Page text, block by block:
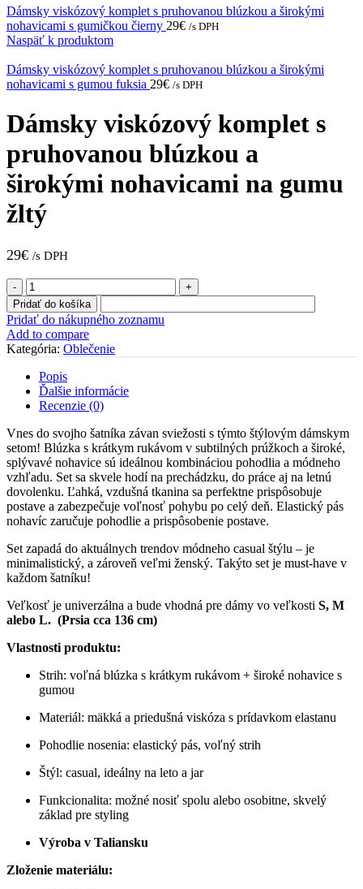
Dámsky viskózový komplet s pruhovanou blúzkou a širokými
nohavicami s gumičkou čierny 29€ /s DPH
Naspäť k produktom
Dámsky viskózový komplet s pruhovanou blúzkou a širokými
nohavicami s gumou fuksia 29€ /s DPH
Dámsky viskózový komplet s
pruhovanou blúzkou a
širokými nohavicami na gumu
žltý
29€ /s DPH
množstvo
Dámsky
viskózový
komplet
s
pruhovanou
blúzkou
a
širokými
nohavicami
na
gumu
žltý
Pridať do košíka
Pridať do nákupného zoznamu
Add to compare
Kategória: Oblečenie
Popis
Ďalšie informácie
Recenzie (0)
Vnes do svojho šatníka závan sviežosti s týmto štýlovým dámskym
setom! Blúzka s krátkym rukávom v subtilných prúžkoch a široké,
splývavé nohavice sú ideálnou kombináciou pohodlia a módneho
vzhľadu. Set sa skvele hodí na prechádzku, do práce aj na letnú
dovolenku. Ľahká, vzdušná tkanina sa perfektne prispôsobuje
postave a zabezpečuje voľnosť pohybu po celý deň. Elastický pás
nohavíc zaručuje pohodlie a prispôsobenie postave.
Set zapadá do aktuálnych trendov módneho casual štýlu – je
minimalistický, a zároveň veľmi ženský. Takýto set je must-have v
každom šatníku!
Veľkosť je univerzálna a bude vhodná pre dámy vo veľkosti S, M
alebo L. (Prsia cca 136 cm)
Vlastnosti produktu:
Strih: voľná blúzka s krátkym rukávom + široké nohavice s
gumou
Materiál: mäkká a priedušná viskóza s prídavkom elastanu
Pohodlie nosenia: elastický pás, voľný strih
Štýl: casual, ideálny na leto a jar
Funkcionalita: možné nosiť spolu alebo osobitne, skvelý
základ pre styling
Výroba v Taliansku
Zloženie materiálu: